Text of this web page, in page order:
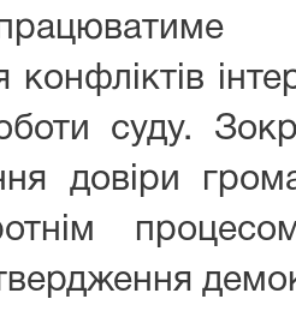
конфліктів
суду.
довіри